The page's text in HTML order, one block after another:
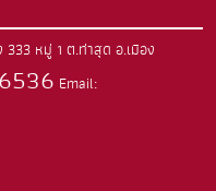
333 หมู่ 1 ต.ท่าสุด อ.เมือง
Email: